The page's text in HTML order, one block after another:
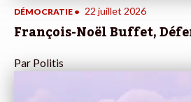
DÉMOCRATIE • 22 juillet 2026
François-Noël Buffet,
Par Politis